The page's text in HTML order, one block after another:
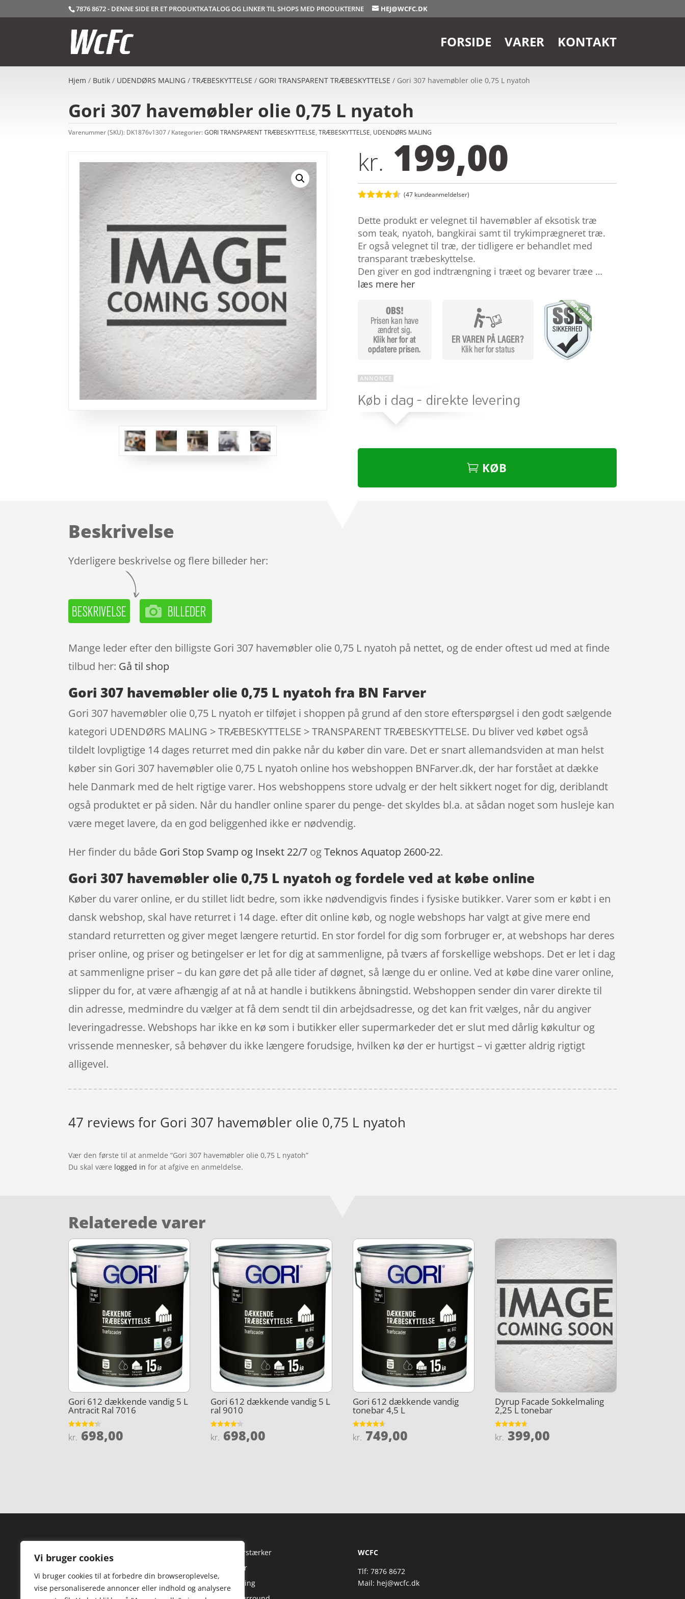
Vi bruger cookies
Vi bruger cookies til at forbedre din browseroplevelse,
vise personaliserede annoncer eller indhold og analysere
7876 8672 - DENNE SIDE ER ET PRODUKTKATALOG OG LINKER TIL SHOPS MED PRODUKTERNE HEJ@WCFC.DK
FORSIDE VARER KONTAKT
Hjem / Butik / UDENDØRS MALING /TRÆBESKYTTELSE / GORI TRANSPARENT TRÆBESKYTTELSE / Gori 307 havemøbler olie 0,75 L nyatoh
Gori 307 havemøbler olie 0,75 L nyatoh
Varenummer (SKU): DK1876v1307 Kategorier:GORI TRANSPARENT TRÆBESKYTTELSE,TRÆBESKYTTELSE, UDENDØRS MALING
kr. 199,00
ud af 5
baseret
på
kundebedø
mmelser
(47kundeanmeldelser)
Dette produkt er velegnet til havemøbler af eksotisk træ
som teak, nyatoh, bangkirai samt til trykimprægneret træ.
Er også velegnet til træ, der tidligere er behandlet med
transparant træbeskyttelse.
Den giver en god indtrængning i træet og bevarer træe …
læs mere her
KØB
Beskrivelse
Yderligere beskrivelse og flere billeder her:
Mange leder efter den billigste Gori 307 havemøbler olie 0,75 L nyatoh på nettet, og de ender oftest ud med at finde
tilbud her: Gå til shop
Gori 307 havemøbler olie 0,75 L nyatoh fra BN Farver
Gori 307 havemøbler olie 0,75 L nyatoh er tilføjet i shoppen på grund af den store efterspørgsel i den godt sælgende
kategori UDENDØRS MALING > TRÆBESKYTTELSE > TRANSPARENT TRÆBESKYTTELSE. Du bliver ved købet også
tildelt lovpligtige 14 dages returret med din pakke når du køber din vare. Det er snart allemandsviden at man helst
køber sin Gori 307 havemøbler olie 0,75 L nyatoh online hos webshoppen BNFarver.dk, der har forstået at dække
hele Danmark med de helt rigtige varer. Hos webshoppens store udvalg er der helt sikkert noget for dig, deriblandt
også produktet er på siden. Når du handler online sparer du penge- det skyldes bl.a. at sådan noget som husleje kan
være meget lavere, da en god beliggenhed ikke er nødvendig.
Her finder du både Gori Stop Svamp og Insekt 22/7 ogTeknos Aquatop 2600-22.
Gori 307 havemøbler olie 0,75 L nyatoh og fordele ved at købe online
Køber du varer online, er du stillet lidt bedre, som ikke nødvendigvis findes i fysiske butikker. Varer som er købt i en
dansk webshop, skal have returret i 14 dage. efter dit online køb, og nogle webshops har valgt at give mere end
standard returretten og giver meget længere returtid. En stor fordel for dig som forbruger er, at webshops har deres
priser online, og priser og betingelser er let for dig at sammenligne, på tværs af forskellige webshops. Det er let i dag
at sammenligne priser – du kan gøre det på alle tider af døgnet, så længe du er online. Ved at købe dine varer online,
slipper du for, at være afhængig af at nå at handle i butikkens åbningstid. Webshoppen sender din varer direkte til
din adresse, medmindre du vælger at få dem sendt til din arbejdsadresse, og det kan frit vælges, når du angiver
leveringadresse. Webshops har ikke en kø som i butikker eller supermarkeder det er slut med dårlig køkultur og
vrissende mennesker, så behøver du ikke længere forudsige, hvilken kø der er hurtigst – vi gætter aldrig rigtigt
alligevel.
47 reviews for Gori 307 havemøbler olie 0,75 L nyatoh
Vær den første til at anmelde “Gori 307 havemøbler olie 0,75 L nyatoh”
Du skal være logged in for at afgive en anmeldelse.
Relaterede varer
Gori 612 dækkende vandig 5 L
Antracit Ral 7016
Vurderet
4.3
kr. 698,00
Gori 612 dækkende vandig 5 L
ral 9010
Vurderet
4.2
kr. 698,00
Gori 612 dækkende vandig
tonebar 4,5 L
Vurderet
4.6
kr. 749,00
Dyrup Facade Sokkelmaling
2,25 L tonebar
Vurderet
4.6
kr. 399,00
Forside
Kontakt
HiFi Forstærker
Højtaler
Streaming
WCFC
Tlf: 7876 8672
Mail: hej@wcfc.dk